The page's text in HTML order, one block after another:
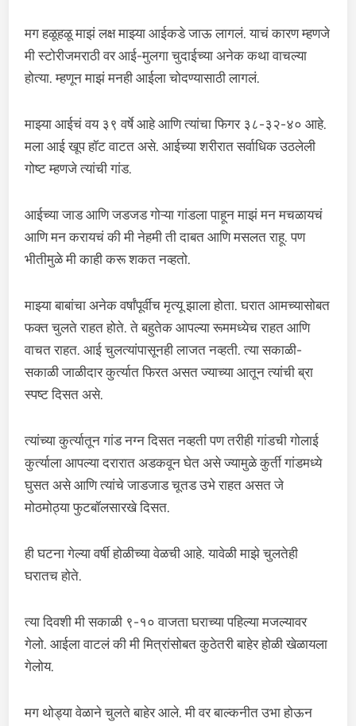
मग हळूहळू माझं लक्ष माझ्या आईकडे जाऊ लागलं. याचं कारण म्हणजे
मी स्टोरीजमराठी वर आई-मुलगा चुदाईच्या अनेक कथा वाचल्या
होत्या. म्हणून माझं मनही आईला चोदण्यासाठी लागलं.
माझ्या आईचं वय ३९ वर्षे आहे आणि त्यांचा फिगर ३८-३२-४० आहे.
मला आई खूप हॉट वाटत असे. आईच्या शरीरात सर्वाधिक उठलेली
गोष्ट म्हणजे त्यांची गांड.
आईच्या जाड आणि जडजड गोऱ्या गांडला पाहून माझं मन मचळायचं
आणि मन करायचं की मी नेहमी ती दाबत आणि मसलत राहू. पण
भीतीमुळे मी काही करू शकत नव्हतो.
माझ्या बाबांचा अनेक वर्षांपूर्वीच मृत्यू झाला होता. घरात आमच्यासोबत
फक्त चुलते राहत होते. ते बहुतेक आपल्या रूममध्येच राहत आणि
वाचत राहत. आई चुलत्यांपासूनही लाजत नव्हती. त्या सकाळी-
सकाळी जाळीदार कुर्त्यात फिरत असत ज्याच्या आतून त्यांची ब्रा
स्पष्ट दिसत असे.
त्यांच्या कुर्त्यातून गांड नग्न दिसत नव्हती पण तरीही गांडची गोलाई
कुर्त्याला आपल्या दरारात अडकवून घेत असे ज्यामुळे कुर्ती गांडमध्ये
घुसत असे आणि त्यांचे जाडजाड चूतड उभे राहत असत जे
मोठमोठ्या फुटबॉलसारखे दिसत.
ही घटना गेल्या वर्षी होळीच्या वेळची आहे. यावेळी माझे चुलतेही
घरातच होते.
त्या दिवशी मी सकाळी ९-१० वाजता घराच्या पहिल्या मजल्यावर
गेलो. आईला वाटलं की मी मित्रांसोबत कुठेतरी बाहेर होळी खेळायला
गेलोय.
मग थोड्या वेळाने चुलते बाहेर आले. मी वर बाल्कनीत उभा होऊन